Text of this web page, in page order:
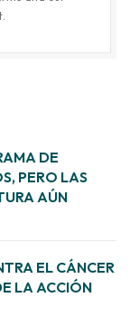
DE
PERO LAS
AÚN
EL CÁNCER
LA ACCIÓN